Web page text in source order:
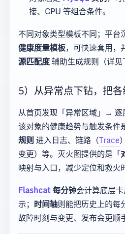
接、CPU 等组合条件。
不同对象类型模板不同；平台
健康度量模板，可快速套用，
源匹配度辅助生成规则（详见
5）从异常点下钻，把
从首页发现「异常区域」→ 逐
该对象的健康趋势与触发条
规则进入日志、链路（Trace
变更）等。灭火图提供的是「
映射与入口，减少定位和救火
Flashcat每分钟会计算底层
示； 时间轴则能把历史上的每
故障时刻与变更、发布会更顺